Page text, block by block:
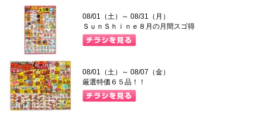
08/01（土）～ 08/31（月）
ＳｕｎＳｈｉｎｅ８月の月間スゴ得
08/01（土）～ 08/07（金）
厳選特価６５品！！